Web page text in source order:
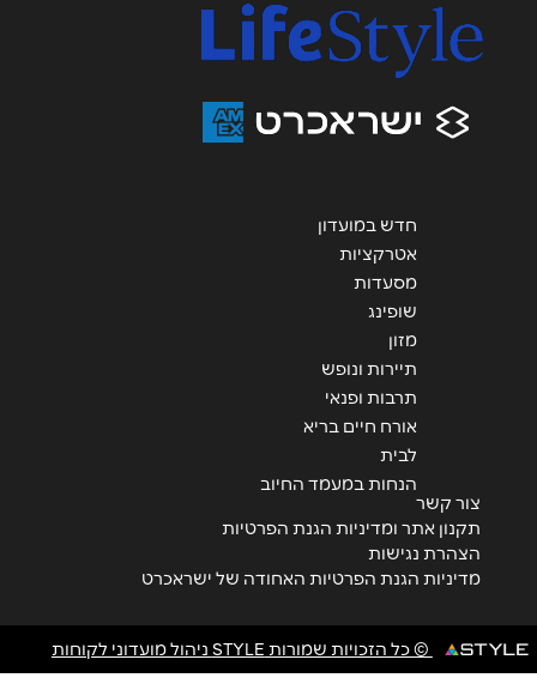
נושא
אנא חזרו אלי בקשר ל...
חדש במועדון
אטרקציות
מסעדות
שופינג
מזון
תיירות ונופש
תרבות ופנאי
אורח חיים בריא
לבית
הנחות במעמד החיוב
צור קשר
תקנון אתר ומדיניות הגנת הפרטיות
הצהרת נגישות
מדיניות הגנת הפרטיות האחודה של ישראכרט
© כל הזכויות שמורות STYLE ניהול מועדוני לקוחות